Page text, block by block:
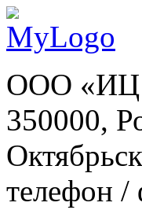
ООО «ИЦ
350000,
телефон /